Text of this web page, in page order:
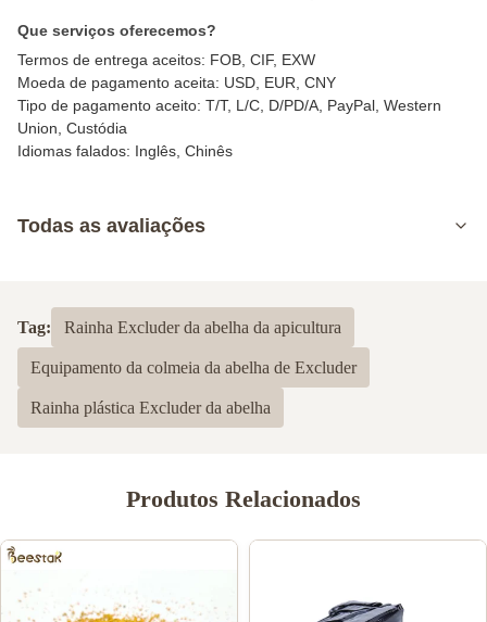
Que serviços oferecemos?
Termos de entrega aceitos: FOB, CIF, EXW
Moeda de pagamento aceita: USD, EUR, CNY
Tipo de pagamento aceito: T/T, L/C, D/PD/A, PayPal, Western
Union, Custódia
Idiomas falados: Inglês, Chinês
Todas as avaliações
5.0Com base em 50 avaliações recentes
5
Shawn Olson
Very happy with this product! It is exactly what I wanted and
much better than last time I bought n=mouse guards elsewhere,
Tag: Rainha Excluder da abelha da apicultura
Equipamento da colmeia da abelha de Excluder
Rainha plástica Excluder da abelha
Produtos Relacionados